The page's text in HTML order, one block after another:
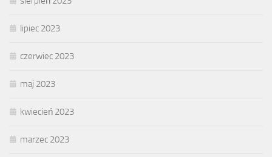
lipiec 2023
czerwiec 2023
maj 2023
kwiecień 2023
marzec 2023